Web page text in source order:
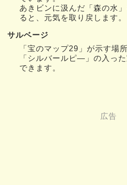
あきビンに汲んだ「森の水
ると、元気を取り戻します。
サルベージ
「宝のマップ29」が示す場
「シルバールピ—」の入っ
できます。